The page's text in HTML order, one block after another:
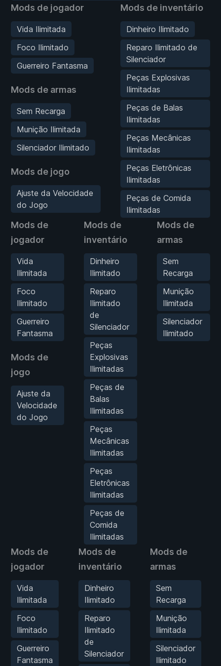
Mods de jogador
Vida Ilimitada
Foco Ilimitado
Guerreiro Fantasma
Mods de armas
Sem Recarga
Munição Ilimitada
Silenciador Ilimitado
Mods de jogo
Ajuste da Velocidade
do Jogo
Mods de inventário
Dinheiro Ilimitado
Reparo Ilimitado de
Silenciador
Peças Explosivas
Ilimitadas
Peças de Balas
Ilimitadas
Peças Mecânicas
Ilimitadas
Peças Eletrônicas
Ilimitadas
Peças de Comida
Ilimitadas
Mods de
jogador
Vida
Ilimitada
Foco
Ilimitado
Guerreiro
Fantasma
Mods de
jogo
Ajuste da
Velocidade
do Jogo
Mods de
inventário
Dinheiro
Ilimitado
Reparo
Ilimitado
de
Silenciador
Peças
Explosivas
Ilimitadas
Peças de
Balas
Ilimitadas
Peças
Mecânicas
Ilimitadas
Peças
Eletrônicas
Ilimitadas
Peças de
Comida
Ilimitadas
Mods de
armas
Sem
Recarga
Munição
Ilimitada
Silenciador
Ilimitado
Mods de
jogador
Vida
Ilimitada
Foco
Ilimitado
Guerreiro
Fantasma
Mods de
inventário
Dinheiro
Ilimitado
Reparo
Ilimitado
de
Silenciador
Mods de
armas
Sem
Recarga
Munição
Ilimitada
Silenciador
Ilimitado